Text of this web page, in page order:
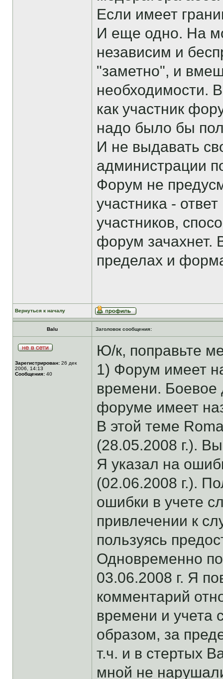
Если имеет
И еще одно. На
независим и
"заметно", и
необходимости.
как участник
надо было бы
И не выдавать
администрации
Форум не
участника -
участников,
форум зачахнет.
пределах и
Вернуться к началу
Balu Заголовок сообщения:
Зарегистрирован: 26 дек
2006, 14:13
Сообщения: 40
Ю/к, поправьте
1) Форум имеет
времени. Боевое
форуме имеет
В этой теме
(28.05.2008 г.).
Я указал на
(02.06.2008 г.).
ошибки в учете
привлечении к
пользуясь
Одновременно
03.06.2008 г. Я
комментарий
времени и учета
образом, за
т.ч. и в стертых
мной не